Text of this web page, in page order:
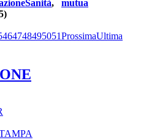
, mutua
464748495051ProssimaUltima